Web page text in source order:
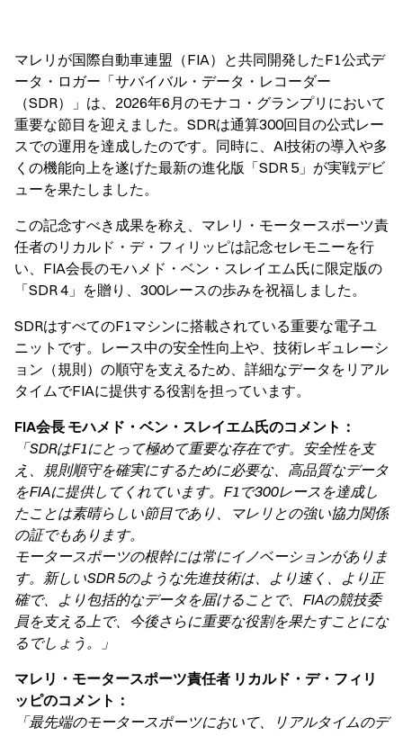
マレリが国際自動車連盟（FIA）と共同開発したF1公式デ
ータ・ロガー「サバイバル・データ・レコーダー
（SDR）」は、2026年6月のモナコ・グランプリにおいて
重要な節目を迎えました。SDRは通算300回目の公式レー
スでの運用を達成したのです。同時に、AI技術の導入や多
くの機能向上を遂げた最新の進化版「SDR 5」が実戦デビ
ューを果たしました。
この記念すべき成果を称え、マレリ・モータースポーツ責
任者のリカルド・デ・フィリッピは記念セレモニーを行
い、FIA会長のモハメド・ベン・スレイエム氏に限定版の
「SDR 4」を贈り、300レースの歩みを祝福しました。
SDRはすべてのF1マシンに搭載されている重要な電子ユ
ニットです。レース中の安全性向上や、技術レギュレーシ
ョン（規則）の順守を支えるため、詳細なデータをリアル
タイムでFIAに提供する役割を担っています。
FIA会長 モハメド・ベン・スレイエム氏のコメント：
「SDRはF1にとって極めて重要な存在です。安全性を支
え、規則順守を確実にするために必要な、高品質なデータ
をFIAに提供してくれています。F1で300レースを達成し
たことは素晴らしい節目であり、マレリとの強い協力関係
の証でもあります。
モータースポーツの根幹には常にイノベーションがありま
す。新しいSDR 5のような先進技術は、より速く、より正
確で、より包括的なデータを届けることで、FIAの競技委
員を支える上で、今後さらに重要な役割を果たすことにな
るでしょう。」
マレリ・モータースポーツ責任者 リカルド・デ・フィリ
ッピのコメント：
「最先端のモータースポーツにおいて、リアルタイムのデ